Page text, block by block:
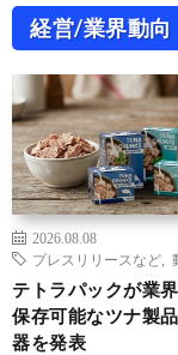
経営/業界動向
2026.08.08
プレスリリースなど
テトラパックが業
保存可能なツナ製
器を発表